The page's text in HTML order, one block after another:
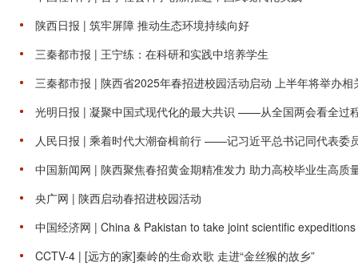
陕西日报 | 筑牢屏障 推动生态环境持续向好
三秦都市报 | 王宁练：在科研和实践中培养学生
三秦都市报 | 陕西省2025年春招进校园活动启动 上半年将举办相
光明日报 | 凝聚中国式现代化的最大共识 ——从全国两会看全过
人民日报 | 乘着时代大潮奋楫前行 ——记习近平总书记同代表委
中国新闻网 | 陕西聚焦春招黄金期精准发力 助力高校毕业生高质
央广网 | 陕西启动春招进校园活动
中国经济网 | China & Pakistan to take joint scientific
CCTV-4 | [远方的家]秦岭的生命欢歌 走进“金丝猴的故乡”